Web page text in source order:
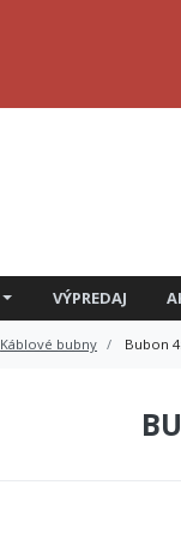
VÝPREDAJ
Káblové bubny Bubon